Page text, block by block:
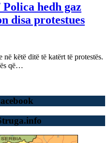
hedh gaz
disa protestues
këtë ditë të katërt të protestës.
që…